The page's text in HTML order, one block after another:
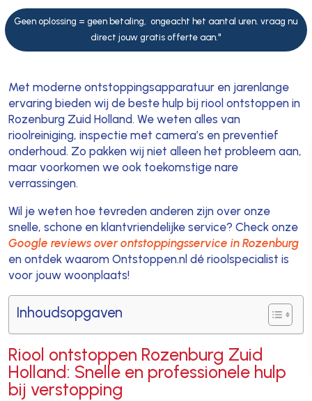
Geen oplossing = geen betaling, ongeacht het aantal uren. vraag nu
direct jouw gratis offerte aan."
Met moderne ontstoppingsapparatuur en jarenlange
ervaring bieden wij de beste hulp bij riool ontstoppen in
Rozenburg Zuid Holland. We weten alles van
rioolreiniging, inspectie met camera’s en preventief
onderhoud. Zo pakken wij niet alleen het probleem aan,
maar voorkomen we ook toekomstige nare
verrassingen.
Wil je weten hoe tevreden anderen zijn over onze
snelle, schone en klantvriendelijke service? Check onze
Google reviews over ontstoppingsservice in Rozenburg
en ontdek waarom Ontstoppen.nl dé rioolspecialist is
voor jouw woonplaats!
Inhoudsopgaven
Riool ontstoppen Rozenburg Zuid
Holland: Snelle en professionele hulp
bij verstopping